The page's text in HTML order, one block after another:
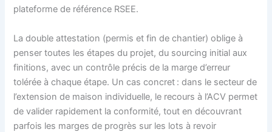
plateforme de référence RSEE.
La double attestation (permis et fin de chantier) oblige à
penser toutes les étapes du projet, du sourcing initial aux
finitions, avec un contrôle précis de la marge d’erreur
tolérée à chaque étape. Un cas concret : dans le secteur de
l’extension de maison individuelle, le recours à l’ACV permet
de valider rapidement la conformité, tout en découvrant
parfois les marges de progrès sur les lots à revoir